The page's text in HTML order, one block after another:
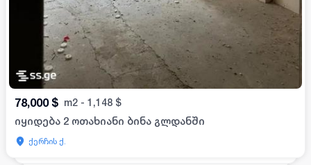
78,000 $ m2 - 1,148 $
იყიდება 2 ოთახიანი ბინა გლდანში
ქერჩის ქ.